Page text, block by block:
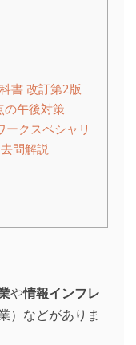
書 改訂第2版
の午後対策
クスペシャリ
問解説
や情報インフレ
）などがありま